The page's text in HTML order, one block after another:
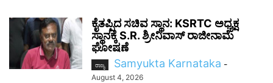
ಕೈತಪ್ಪಿದ ಸಚಿವ ಸ್ಥಾನ: KSRTC ಅಧ್ಯಕ್ಷ
ಸ್ಥಾನಕ್ಕೆ S.R. ಶ್ರೀನಿವಾಸ್ ರಾಜೀನಾಮೆ
ಘೋಷಣೆ
ರಾಜ್ಯ Samyukta Karnataka -
August 4, 2026